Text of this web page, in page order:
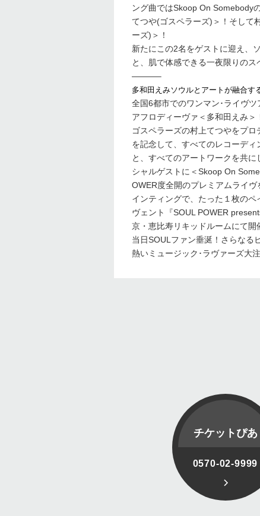
ング曲ではSkoop On Somebody
てつや(ゴスペラーズ)＞！そして
ーズ)＞！
新たにこの2名をゲストに迎え、
と、肌で体感できる一夜限りのス
———–
多和田えみソウルとアートが融合す
全国6都市でのワンマン･ライヴ
アフロディーヴァ＜多和田えみ＞
ゴスペラーズの村上てつやをプ
を記念して、すべてのレコーデ
と、すべてのアートワークを共
シャルゲストに＜Skoop On
OWER度全開のプレミアムライ
インティングで、たった１枚の
ヴェント『SOUL POWER
京・恵比寿リキッドルームにて開
当日SOULファン垂涎！さらなる
熱いミュージック･ラヴァーズ大
チケットぴあ
0570-02-9999